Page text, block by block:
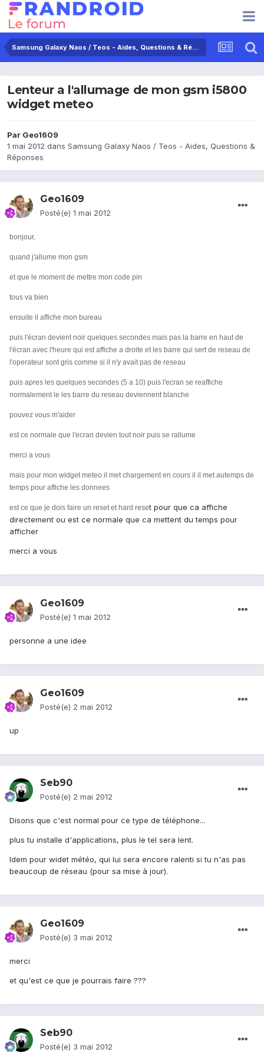
Samsung Galaxy Naos / Teos - Aides, Questions & Réponses
Lenteur a l'allumage de mon gsm i5800
widget meteo
Par Geo1609
1 mai 2012 dans Samsung Galaxy Naos / Teos - Aides, Questions &
Réponses
Geo1609
Posté(e) 1 mai 2012
bonjour,
quand j'allume mon gsm
et que le moment de mettre mon code pin
tous va bien
ensuite il affiche mon bureau
puis l'écran devient noir quelques secondes mais pas la barre en haut de
l'écran avec l'heure qui est affiche a droite et les barre qui sert de reseau de
l'operateur sont gris comme si il n'y avait pas de reseau
puis apres les quelques secondes (5 a 10) puis l'ecran se reaffiche
normalement le les barre du reseau deviennent blanche
pouvez vous m'aider
est ce normale que l'ecran devien tout noir puis se rallume
merci a vous
mais pour mon widget meteo il met chargement en cours il il met autemps de
temps pour affiche les donnees
est ce que je dois faire un reset et hard reset pour que ca affiche
directement ou est ce normale que ca mettent du temps pour
afficher
merci a vous
Geo1609
Posté(e) 1 mai 2012
personne a une idee
Geo1609
Posté(e) 2 mai 2012
up
Seb90
Posté(e) 2 mai 2012
Disons que c'est normal pour ce type de téléphone...
plus tu installe d'applications, plus le tel sera lent.
Idem pour widet météo, qui lui sera encore ralenti si tu n'as pas
beaucoup de réseau (pour sa mise à jour).
Geo1609
Posté(e) 3 mai 2012
merci
et qu'est ce que je pourrais faire ???
Seb90
Posté(e) 3 mai 2012